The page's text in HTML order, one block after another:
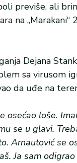
previše, ali
na „Marakani“
Dejana
sa virusom
da uđe na
osećao loše.
se u glavi.
Arnautović se
Ja sam